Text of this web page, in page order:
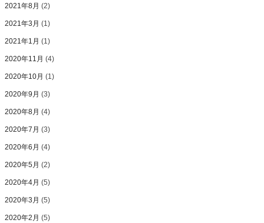
2021年8月 (2)
2021年3月 (1)
2021年1月 (1)
2020年11月 (4)
2020年10月 (1)
2020年9月 (3)
2020年8月 (4)
2020年7月 (3)
2020年6月 (4)
2020年5月 (2)
2020年4月 (5)
2020年3月 (5)
2020年2月 (5)